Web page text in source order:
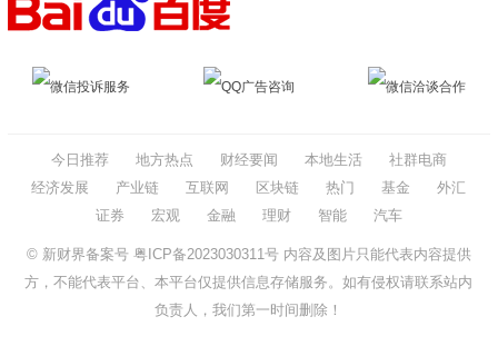
微信投诉服务 QQ广告咨询 微信洽谈合作
今日推荐 地方热点 财经要闻 本地生活
社群电商
经济发展
产业链 互联网 区块链 热门 基金
外汇
证券
宏观 金融 理财 智能 汽车
© 新财界备案号 粤ICP备2023030311号内容及图片只能代表内容提供
方，不能代表平台、本平台仅提供信息存储服务。如有侵权请联系站内
负责人，我们第一时间删除！